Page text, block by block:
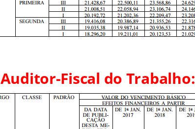
Auditor-Fiscal do Trabalho: